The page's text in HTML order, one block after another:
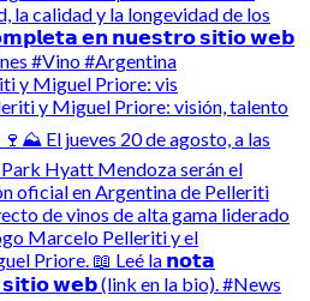
y Miguel Priore: vis